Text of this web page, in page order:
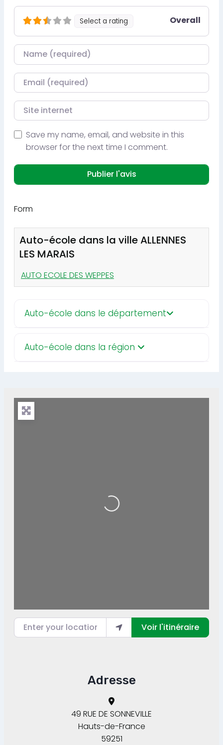
Select a rating Overall
Nom
Courriel
Site internet
Save my name, email, and website in this
browser for the next time I comment.
Form
Auto-école dans la ville ALLENNES
LES MARAIS
AUTO ECOLE DES WEPPES
Auto-école dans le département
Auto-école dans la région
Loading...
Enter your location
Voir l'itinéraire
Adresse
49 RUE DE SONNEVILLE
Hauts-de-France
59251